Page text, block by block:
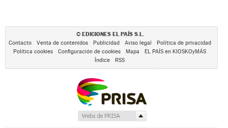
© EDICIONES EL PAÍS S.L.
Contacto Venta de contenidos Publicidad Aviso legal
Política de privacidad
Política cookies
Configuración de cookies Mapa
EL PAÍS en KIOSKOyMÁS
Índice
RSS